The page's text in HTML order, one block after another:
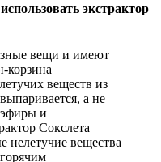
экстрактор
вещи и имеют
корзина
веществ из
а не
эфиры и
Сокслета
нелетучие вещества